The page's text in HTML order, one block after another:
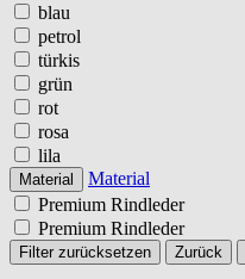
blau
petrol
türkis
grün
rot
rosa
lila
Material
Material
Premium Rindleder
Premium Rindleder
Filter zurücksetzen Zurück